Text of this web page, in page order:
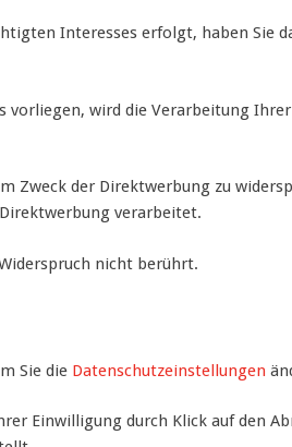
Interesses erfolgt, haben Sie
wird die Verarbeitung
Zweck der Direktwerbung zu
verarbeitet.
nicht berührt.
Sie die Datenschutzeinstellungen
Einwilligung durch Klick auf den